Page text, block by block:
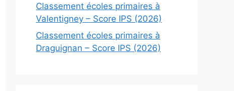
Classement écoles primaires à
Valentigney – Score IPS (2026)
Classement écoles primaires à
Draguignan – Score IPS (2026)